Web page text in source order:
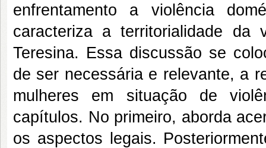
enfrentamento a violência
caracteriza a territorialidade da
Teresina. Essa discussão se
de ser necessária e relevante, a
mulheres em situação de
capítulos. No primeiro, aborda
os aspectos legais.